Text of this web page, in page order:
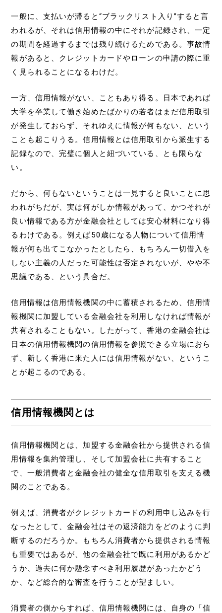
一般に、支払いが滞ると“ブラックリスト入り”すると言
われるが、それは信用情報の中にそれが記録され、一定
の期間を経過するまでは残り続けるためである。事故情
報があると、クレジットカードやローンの申請の際に重
く見られることになるわけだ。
一方、信用情報がない、こともあり得る。日本であれば
大学を卒業して働き始めたばかりの若者はまだ信用取引
が発生しておらず、それゆえに情報が何もない、という
ことも起こりうる。信用情報とは信用取引から派生する
記録なので、完璧に個人と紐づいている、とも限らな
い。
だから、何もないということは一見すると良いことに思
われがちだが、実は何がしか情報があって、かつそれが
良い情報である方が金融会社としては安心材料になり得
るわけである。例えば50歳になる人物について信用情
報が何も出てこなかったとしたら、もちろん一切借入を
しない主義の人だった可能性は否定されないが、やや不
思議である、という具合だ。
信用情報は信用情報機関の中に蓄積されるため、信用情
報機関に加盟している金融会社を利用しなければ情報が
共有されることもない。したがって、香港の金融会社は
日本の信用情報機関の信用情報を参照できる立場におら
ず、新しく香港に来た人には信用情報がない、というこ
とが起こるのである。
信用情報機関とは
信用情報機関とは、加盟する金融会社から提供される信
用情報を集約管理し、そして加盟会社に共有すること
で、一般消費者と金融会社の健全な信用取引を支える機
関のことである。
例えば、消費者がクレジットカードの利用申し込みを行
なったとして、金融会社はその返済能力をどのように判
断するのだろうか。もちろん消費者から提供される情報
も重要ではあるが、他の金融会社で既に利用があるかど
うか、過去に何か懸念すべき利用履歴があったかどう
か、など総合的な審査を行うことが望ましい。
消費者の側からすれば、信用情報機関には、自身の「信